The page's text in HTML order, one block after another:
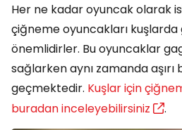
Her ne kadar oyuncak olarak
çiğneme oyuncakları kuşlarda
önemlidirler. Bu oyuncaklar
sağlarken aynı zamanda
geçmektedir. Kuşlar için
buradan inceleyebilirsiniz
.